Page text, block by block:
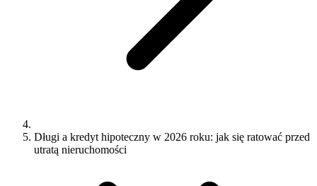
Długi a kredyt hipoteczny w 2026 roku: jak się ratować przed
utratą nieruchomości